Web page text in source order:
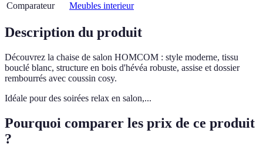
Comparateur
Meubles interieur
Description du produit
Découvrez la chaise de salon HOMCOM : style moderne, tissu
bouclé blanc, structure en bois d'hévéa robuste, assise et dossier
rembourrés avec coussin cosy.
Idéale pour des soirées relax en salon,...
Pourquoi comparer les prix de ce produit
?